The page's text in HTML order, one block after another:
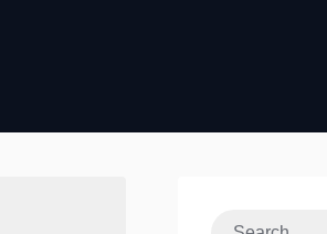
Search